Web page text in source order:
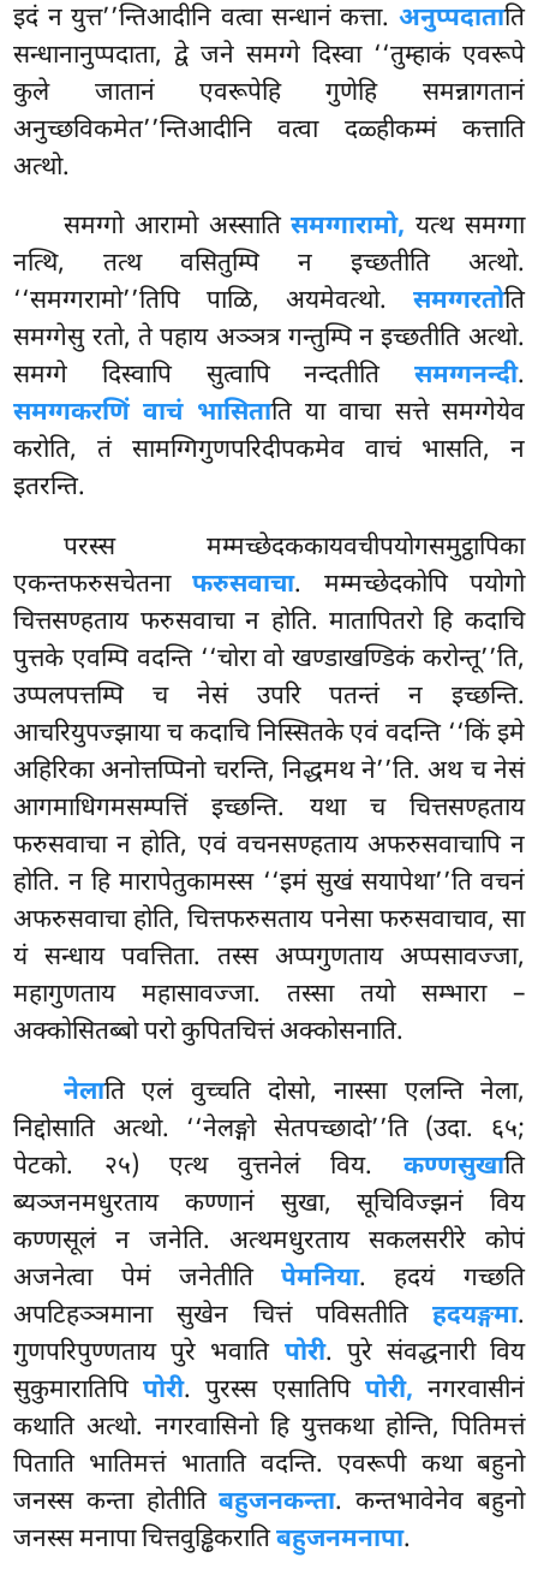
इदं न युत्त’’न्तिआदीनि वत्वा सन्धानं कत्ता. अनुप्पदाताति
सन्धानानुप्पदाता, द्वे जने समग्गे दिस्वा ‘‘तुम्हाकं एवरूपे
कुले जातानं एवरूपेहि गुणेहि समन्नागतानं
अनुच्छविकमेत’’न्तिआदीनि वत्वा दळ्हीकम्मं कत्ताति
अत्थो.
समग्गो आरामो अस्सातिसमग्गारामो, यत्थ समग्गा
नत्थि, तत्थ वसितुम्पि न इच्छतीति अत्थो.
‘‘समग्गरामो’’तिपि पाळि, अयमेवत्थो. समग्गरतोति
समग्गेसु रतो, ते पहाय अञ्ञत्र गन्तुम्पि न इच्छतीति अत्थो.
समग्गे दिस्वापि सुत्वापि नन्दतीति समग्गनन्दी.
समग्गकरणिं वाचं भासिताति या वाचा सत्ते समग्गेयेव
करोति, तं सामग्गिगुणपरिदीपकमेव वाचं भासति, न
इतरन्ति.
परस्स मम्मच्छेदककायवचीपयोगसमुट्ठापिका
एकन्तफरुसचेतनाफरुसवाचा. मम्मच्छेदकोपि पयोगो
चित्तसण्हताय फरुसवाचा न होति. मातापितरो हि कदाचि
पुत्तके एवम्पि वदन्ति ‘‘चोरा वो खण्डाखण्डिकं करोन्तू’’ति,
उप्पलपत्तम्पि च नेसं उपरि पतन्तं न इच्छन्ति.
आचरियुपज्झाया च कदाचि निस्सितके एवं वदन्ति ‘‘किं इमे
अहिरिका अनोत्तप्पिनो चरन्ति, निद्धमथ ने’’ति. अथ च नेसं
आगमाधिगमसम्पत्तिं इच्छन्ति. यथा च चित्तसण्हताय
फरुसवाचा न होति, एवं वचनसण्हताय अफरुसवाचापि न
होति. न हि मारापेतुकामस्स ‘‘इमं सुखं सयापेथा’’ति वचनं
अफरुसवाचा होति, चित्तफरुसताय पनेसा फरुसवाचाव, सा
यं सन्धाय पवत्तिता. तस्स अप्पगुणताय अप्पसावज्जा,
महागुणताय महासावज्जा. तस्सा तयो सम्भारा –
अक्कोसितब्बो परो कुपितचित्तं अक्कोसनाति.
नेलाति एलं वुच्चति दोसो, नास्सा एलन्ति नेला,
निद्दोसाति अत्थो. ‘‘नेलङ्गो सेतपच्छादो’’ति (उदा. ६५;
पेटको. २५) एत्थ वुत्तनेलं विय. कण्णसुखाति
ब्यञ्जनमधुरताय कण्णानं सुखा, सूचिविज्झनं विय
कण्णसूलं न जनेति. अत्थमधुरताय सकलसरीरे कोपं
अजनेत्वा पेमं जनेतीतिपेमनिया. हदयं गच्छति
अपटिहञ्ञमाना सुखेन चित्तं पविसतीति हदयङ्गमा.
गुणपरिपुण्णताय पुरे भवाति पोरी. पुरे संवद्धनारी विय
सुकुमारातिपिपोरी. पुरस्स एसातिपि पोरी, नगरवासीनं
कथाति अत्थो. नगरवासिनो हि युत्तकथा होन्ति, पितिमत्तं
पिताति भातिमत्तं भाताति वदन्ति. एवरूपी कथा बहुनो
जनस्स कन्ता होतीतिबहुजनकन्ता. कन्तभावेनेव बहुनो
जनस्स मनापा चित्तवुड्ढिकरातिबहुजनमनापा.